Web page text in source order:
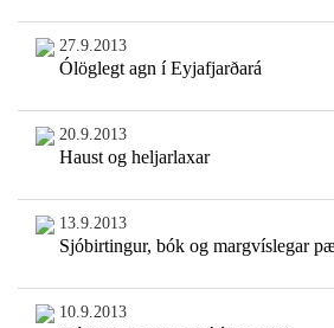
27.9.2013
Ólöglegt agn í Eyjafjarðará
20.9.2013
Haust og heljarlaxar
13.9.2013
Sjóbirtingur, bók og margvíslegar
10.9.2013